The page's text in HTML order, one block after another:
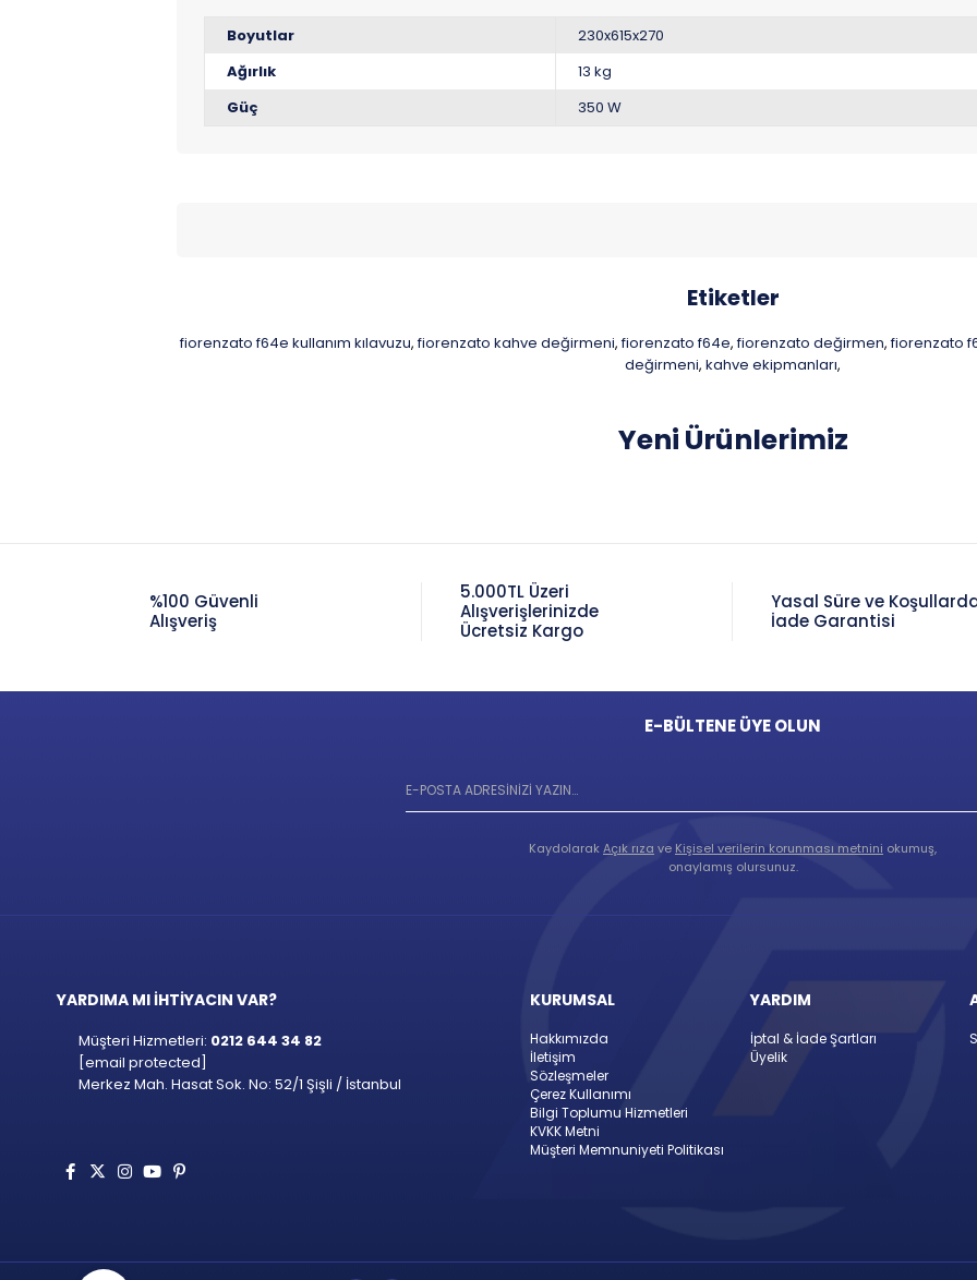
Boyutlar
230x615x270
Ağırlık
13 kg
Güç
350 W
Etiketler
fiorenzato f64e kullanım kılavuzu, fiorenzato kahve değirmeni, fiorenzato f64e, fiorenzato değirmen, fiorenzato
değirmeni, kahve ekipmanları,
Yeni Ürünlerimiz
%100 Güvenli
Alışveriş
5.000TL Üzeri
Alışverişlerinizde
Ücretsiz Kargo
Yasal Süre ve
İade Garantisi
E-BÜLTENE ÜYE OLUN
KaydolarakAçık rıza ve Kişisel verilerin korunması metnini okumuş,
onaylamış olursunuz.
YARDIMA MI İHTİYACIN VAR?
Müşteri Hizmetleri: 0212 644 34 82
[email protected]
Merkez Mah. Hasat Sok. No: 52/1 Şişli / İstanbul
KURUMSAL
Hakkımızda
İletişim
Sözleşmeler
Çerez Kullanımı
Bilgi Toplumu Hizmetleri
KVKK Metni
Müşteri Memnuniyeti Politikası
YARDIM
İptal & İade Şartları
Üyelik